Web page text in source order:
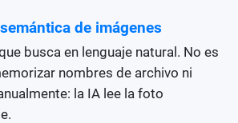
de imágenes
busca en lenguaje natural. No es
nombres de archivo ni
la IA lee la foto